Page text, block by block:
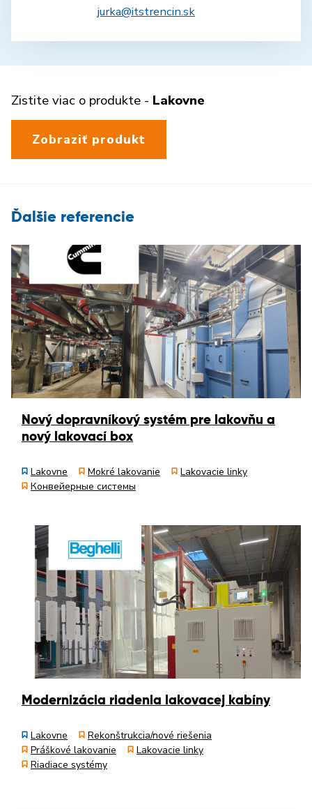
jurka@itstrencin.sk
Zistite viac o produkte - Lakovne
Zobraziť produkt
Ďalšie referencie
Nový dopravníkový systém pre lakovňu a
nový lakovací box
Lakovne Mokré lakovanie
Lakovacie linky
Конвейерные системы
Modernizácia riadenia lakovacej kabíny
Lakovne
Rekonštrukcia/nové riešenia
Práškové lakovanie
Lakovacie linky
Riadiace systémy